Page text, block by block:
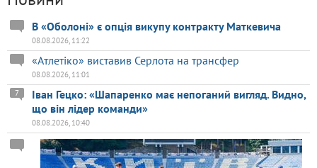
В «Оболоні» є опція викупу контракту Маткевича
08.08.2026, 11:22
«Атлетіко» виставив Серлота на трансфер
08.08.2026, 11:01
Іван Гецко: «Шапаренко має непоганий вигляд. Видно,
що він лідер команди»
7
08.08.2026, 10:40